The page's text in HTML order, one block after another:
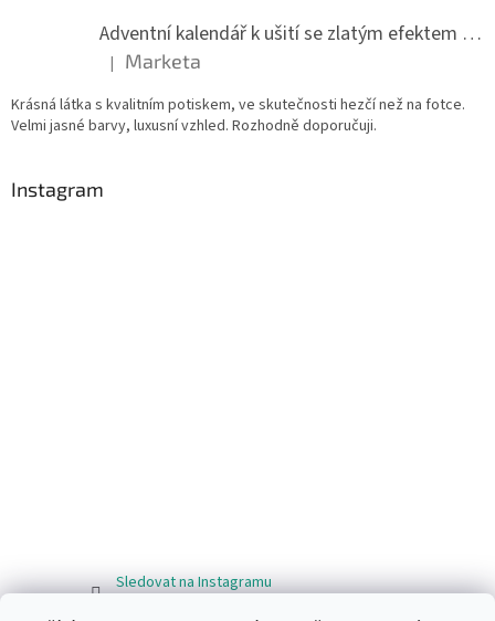
Adventní kalendář k ušití se zlatým efektem 042Q
Hodnocení produktu je 5 z 5 hvězdiček.
| Marketa
Krásná látka s kvalitním potiskem, ve skutečnosti hezčí než na fotce.
Velmi jasné barvy, luxusní vzhled. Rozhodně doporučuji.
Instagram
Sledovat na Instagramu